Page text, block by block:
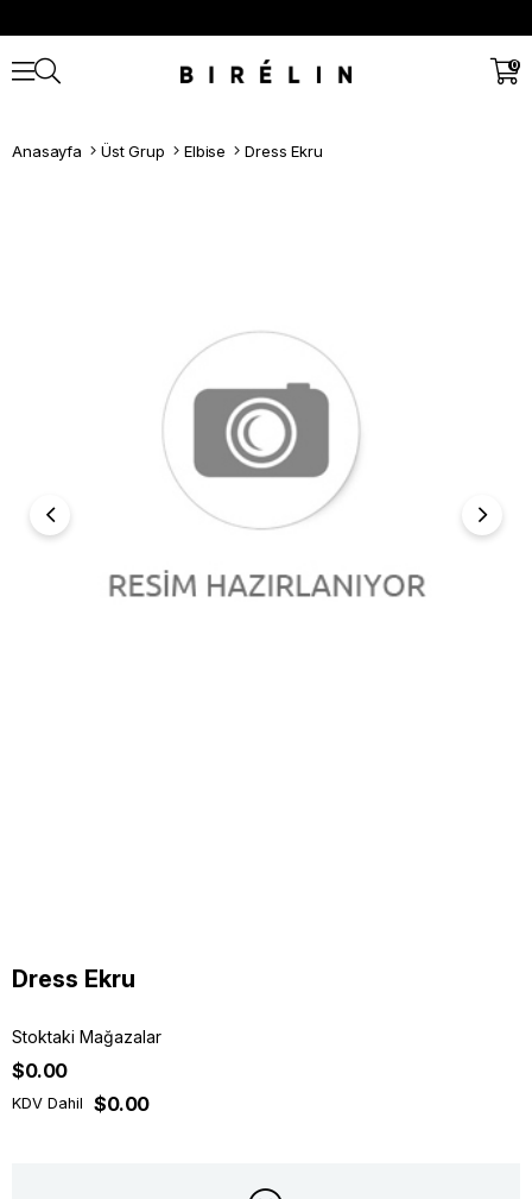
0
Anasayfa Üst Grup Elbise Dress Ekru
Dress Ekru
Stoktaki Mağazalar
$0.00
KDV Dahil $0.00